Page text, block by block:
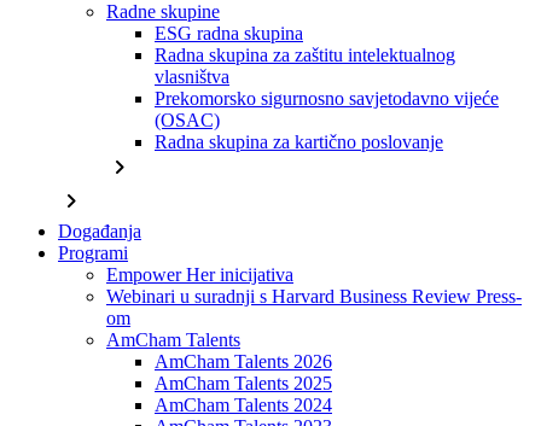
Radne skupine
ESG radna skupina
Radna skupina za zaštitu intelektualnog
vlasništva
Prekomorsko sigurnosno savjetodavno vijeće
(OSAC)
Radna skupina za kartično poslovanje
chevron_right
chevron_right
Događanja
Programi
Empower Her inicijativa
Webinari u suradnji s Harvard Business Review Press-
om
AmCham Talents
AmCham Talents 2026
AmCham Talents 2025
AmCham Talents 2024